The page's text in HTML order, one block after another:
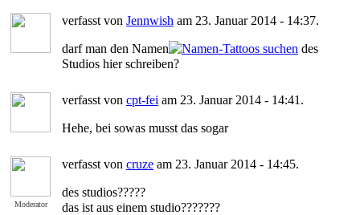
verfasst von Jennwish am 23. Januar 2014 - 14:37.
darf man den Namen
des
Studios hier schreiben?
verfasst von cpt-fei am 23. Januar 2014 - 14:41.
Hehe, bei sowas musst das sogar
Moderator
verfasst von cruze am 23. Januar 2014 - 14:45.
des studios?????
das ist aus einem studio???????